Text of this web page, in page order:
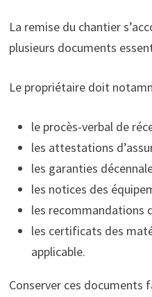
La remise du chantier
plusieurs documents
Le propriétaire doit
le procès-verbal de
les attestations
les garanties
les notices des
les recommandations
les certificats des
applicable.
Conserver ces documents